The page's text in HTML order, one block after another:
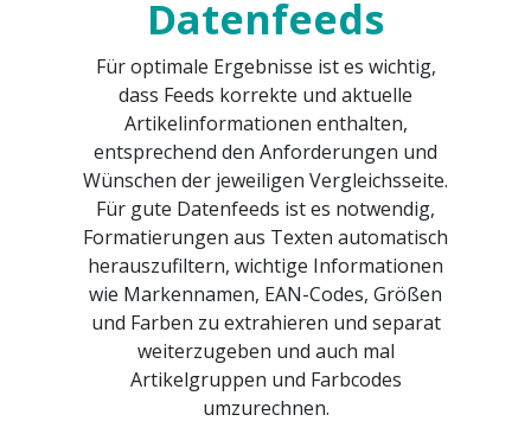
Datenfeeds
Für optimale Ergebnisse ist es wichtig,
dass Feeds korrekte und aktuelle
Artikelinformationen enthalten,
entsprechend den Anforderungen und
Wünschen der jeweiligen Vergleichsseite.
Für gute Datenfeeds ist es notwendig,
Formatierungen aus Texten automatisch
herauszufiltern, wichtige Informationen
wie Markennamen, EAN-Codes, Größen
und Farben zu extrahieren und separat
weiterzugeben und auch mal
Artikelgruppen und Farbcodes
umzurechnen.